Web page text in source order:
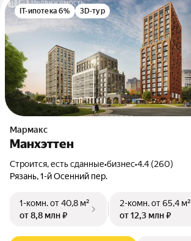
IT-ипотека 6% 3D-тур
Мармакс
Манхэттен
Строится, есть сданные•бизнес•4.4 (260)
Рязань, 1-й Осенний пер.
1-комн.от 40,8 м²
от 8,8 млн ₽
2-комн.от 65,4 м²
от 12,3 млн ₽